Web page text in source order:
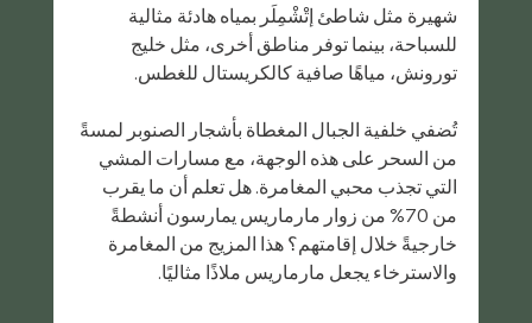
شهيرة مثل شاطئ إتْشْمِلَر بمياه هادئة مثالية
للسباحة، بينما توفر مناطق أخرى، مثل خليج
تورونش، مياهًا صافية كالكريستال للغطس.
تُضفي خلفية الجبال المغطاة بأشجار الصنوبر لمسةً
من السحر على هذه الوجهة، مع مسارات المشي
التي تجذب محبي المغامرة. هل تعلم أن ما يقرب
من 70% من زوار مارماريس يمارسون أنشطةً
خارجيةً خلال إقامتهم؟ هذا المزيج من المغامرة
والاسترخاء يجعل مارماريس ملاذًا مثاليًا.